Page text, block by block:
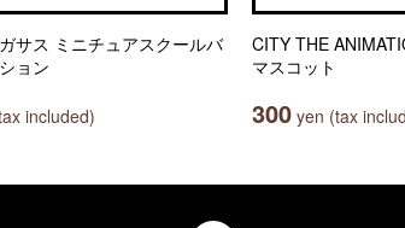
サス ミニチュアスクールバ
ョン
included)
CITY THE
マスコット
300 yen (tax